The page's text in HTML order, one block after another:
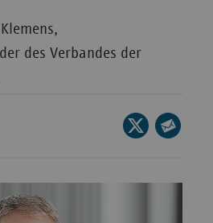
des Verbandes der
Seite
auf
E-